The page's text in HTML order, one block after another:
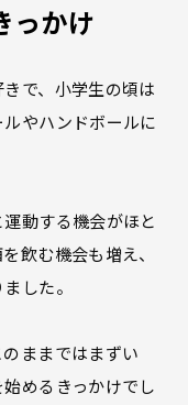
っかけ
で、小学生の頃は
やハンドボールに
動する機会がほと
飲む機会も増え、
した。
ままではまずい
めるきっかけでし